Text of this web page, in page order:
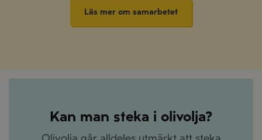
Läs mer om samarbetet
Kan man steka i olivolja?